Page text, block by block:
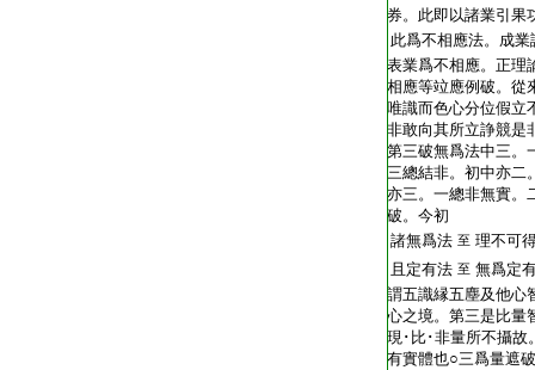
券。此即以諸業引果
此爲不相應法。成業
表業爲不相應。正理
相應等竝應例破。從
唯識而色心分位假立
非敢向其所立諍競是
第三破無爲法中三。
三總結非。初中亦二
亦三。一總非無實。
破。今初
諸無爲法 至 理不可
且定有法 至 無爲定
謂五識縁五塵及他心
心之境。第三是比量
現･比･非量所不攝故
有實體也○三爲量遮破